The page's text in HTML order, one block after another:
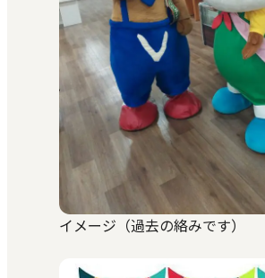
イメージ（過去の絡みです）